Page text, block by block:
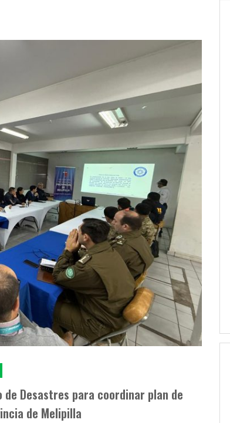
Desastres para coordinar plan de
de Melipilla